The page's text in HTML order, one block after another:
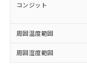
コンジット
周囲温度範囲
周囲湿度範囲
※1 対応状